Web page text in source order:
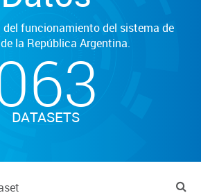
del funcionamiento del sistema de
la República Argentina.
DATASETS